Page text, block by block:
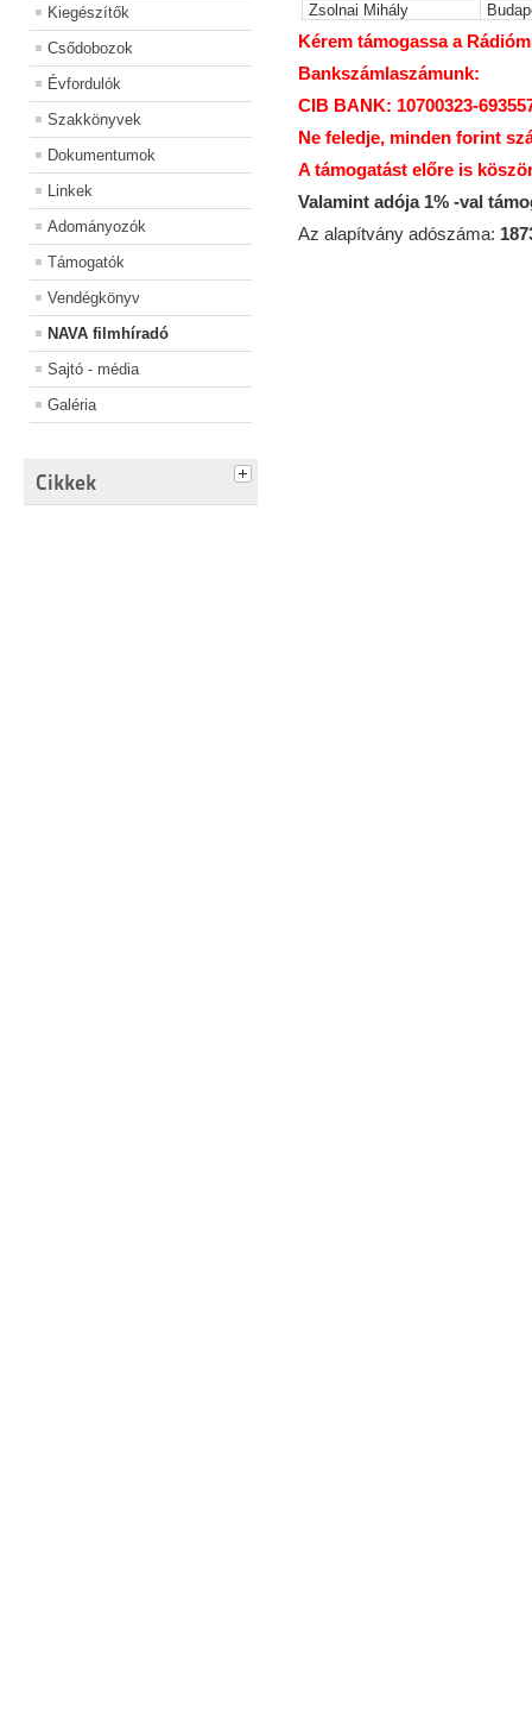
Kiegészítők
Csődobozok
Évfordulók
Szakkönyvek
Dokumentumok
Linkek
Adományozók
Támogatók
Vendégkönyv
NAVA filmhíradó
Sajtó - média
Galéria
Cikkek
Zsolnai Mihály
Kérem támogassa a
Bankszámlaszámunk:
CIB BANK: 10700323-
Ne feledje, minden forint
A támogatást előre is
Valamint adója 1% -val
Az alapítvány adószáma: